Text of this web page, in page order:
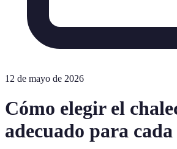
12 de mayo de 2026
Cómo elegir el
adecuado para